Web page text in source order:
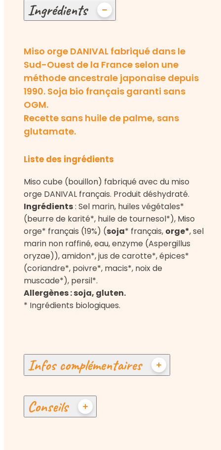
Ingrédients
Miso orge DANIVAL fabriqué dans le
Sud-Ouest de la France selon une
méthode ancestrale japonaise depuis
1990. Soja bio français garanti sans
OGM.
Recette sans huile de palme, sans
glutamate.
Liste des ingrédients
Miso cube (bouillon) fabriqué avec du miso
orge DANIVAL français. Produit déshydraté.
Ingrédients: Sel marin, huiles végétales*
(beurre de karité*, huile de tournesol*), Miso
orge* français (19%) (soja* français, orge*, sel
marin non raffiné, eau, enzyme (Aspergillus
oryzae)), amidon*, jus de carotte*, épices*
(coriandre*, poivre*, macis*, noix de
muscade*), persil*.
Allergènes : soja, gluten.
* Ingrédients biologiques.
Infos complémentaires
Conseils